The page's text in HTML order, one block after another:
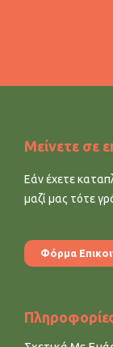
Μείνετε σε
Εάν έχετε
μαζί μας τότε
Φόρμα